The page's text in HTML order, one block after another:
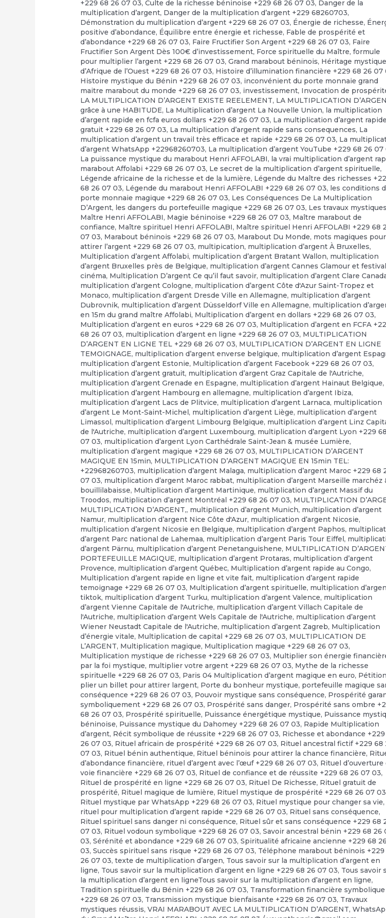
+229 68 26 07 03,Culte de la richesse béninoise +229 68 26 07 03, Danger de la
multiplication d’argent, Danger de la multiplication d’argent +229 68260703,
Démonstration du multiplication d’argent +229 68 26 07 03, Énergie de richesse,
positive d’abondance, Équilibre entre énergie et richesse, Fable de prospérité et
d’abondance +229 68 26 07 03, Faire Fructifier Son Argent +229 68 26 07 03, Faire
Fructifier Son Argent Dès 100€ d’investissement, Force spirituelle du Maître,formule
pour multiplier l’argent +229 68 26 07 03,Grand marabout béninois, Héritage mystique
d’Afrique de l’Ouest +229 68 26 07 03, Histoire d’illumination financière +229 68 26 07
Histoire mystique du Bénin +229 68 26 07 03, inconvénient du porte monnaie grand
maitre marabout du monde +229 68 26 07 03, investissement, Invocation de
LA MULTIPLICATION D’ARGENT EXISTE REELEMENT, LA MULTIPLICATION
grâce à une HABITUDE, La Multiplication d’argent La Nouvelle Union, la multiplication
d’argent rapide en fcfa euros dollars +229 68 26 07 03, La multiplication d’argent
gratuit +229 68 26 07 03, La multiplication d’argent rapide sans consequences, La
multiplication d’argent un travail très efficace et rapide +229 68 26 07 03, La
d’argent WhatsApp +22968260703, La multiplication d’argent YouTube +229 68 26 07
La puissance mystique du marabout Henri AFFOLABI, la vrai multiplication d’argent
marabout Affolabi +229 68 26 07 03, Le secret de la multiplication d’argent spirituelle,
Légende africaine de la richesse et de la lumière, Légende du Maître des richesses
68 26 07 03, Légende du marabout Henri AFFOLABI +229 68 26 07 03, les conditions
porte monnaie magique +229 68 26 07 03, Les Conséquences De La Multiplication
D’Argent, les dangers du portefeuille magique +229 68 26 07 03, Les travaux
Maître Henri AFFOLABI, Magie béninoise +229 68 26 07 03, Maître marabout de
confiance, Maître spirituel Henri AFFOLABI, Maître spirituel Henri AFFOLABI +229 68
07 03, Marabout béninois +229 68 26 07 03, Marabout Du Monde, mots magiques pour
attirer l’argent +229 68 26 07 03, multipication, multiplication d’argent À Bruxelles,
Multiplication d’argent Affolabi, multiplication d’argent Bratant Wallon, multiplication
d’argent Bruxelles près de Belgique, multiplication d’argent Cannes Glamour et
cinéma, Multiplication D’argent Ce qu’il faut savoir, multiplication d’argent Clare
multiplication d’argent Cologne, multiplication d’argent Côte d'Azur Saint-Tropez et
Monaco, multiplication d’argent Dresde Ville en Allemagne, multiplication d’argent
Dubrovnik, multiplication d’argent Düsseldorf Ville en Allemagne, multiplication
en 15m du grand maître Affolabi, Multiplication d’argent en dollars +229 68 26 07 03,
Multiplication d’argent en euros +229 68 26 07 03, Multiplication d’argent en FCFA
68 26 07 03, multiplication d’argent en ligne +229 68 26 07 03, MULTIPLICATION
D’ARGENT EN LIGNE TEL +229 68 26 07 03, MULTIPLICATION D’ARGENT EN LIGNE
TEMOIGNAGE, multiplication d’argent enverse belgique, multiplication d’argent
multiplication d’argent Estonie, Multiplication d’argent Facebook +229 68 26 07 03,
multiplication d’argent gratuit, multiplication d’argent Graz Capitale de l'Autriche,
multiplication d’argent Grenade en Espagne, multiplication d’argent Hainaut Belgique,
multiplication d’argent Hambourg en allemagne, multiplication d’argent Ibiza,
multiplication d’argent Lacs de Plitvice, multiplication d’argent Larnaca, multiplication
d’argent Le Mont-Saint-Michel, multiplication d’argent Liège, multiplication d’argent
Limassol, multiplication d’argent Limbourg Belgique, multiplication d’argent Linz
de l'Autriche, multiplication d’argent Luxembourg, multiplication d’argent Lyon +229
07 03, multiplication d’argent Lyon Carthédrale Saint-Jean & musée Lumière,
multiplication d’argent magique +229 68 26 07 03, MULTIPLICATION D’ARGENT
MAGIQUE EN 15min, MULTIPLICATION D’ARGENT MAGIQUE EN 15min TEL:
+22968260703, multiplication d’argent Malaga, multiplication d’argent Maroc +229 68
07 03, multiplication d’argent Maroc rabbat, multiplication d’argent Marseille marchéz
bouillilabaisse, Multiplication d’argent Martinique, multiplication d’argent Massif du
Troodos, multiplication d’argent Montréal +229 68 26 07 03, MULTIPLICATION
MULTIPLICATION D’ARGENT,, multiplication d’argent Munich, multiplication d’argent
Namur, multiplication d’argent Nice Côte d'Azur, multiplication d’argent Nicosie,
multiplication d’argent Nicosie en Belgique, multiplication d’argent Paphos,
d’argent Parc national de Lahemaa, multiplication d’argent Paris Tour Eiffel,
d’argent Pärnu, multiplication d’argent Penetanguishene, MULTIPLICATION
PORTEFEUILLE MAGIQUE, multiplication d’argent Protaras, multiplication d’argent
Provence, multiplication d’argent Québec, Multiplication d’argent rapide au Congo,
Multiplication d’argent rapide en ligne et vite fait, multiplication d’argent rapide
temoignage +229 68 26 07 03, Multiplication d’argent spirituelle, multiplication
tiktok, multiplication d’argent Turku, multiplication d’argent Valence, multiplication
d’argent Vienne Capitale de l'Autriche, multiplication d’argent Villach Capitale de
l'Autriche, multiplication d’argent Wels Capitale de l'Autriche, multiplication d’argent
Wiener Neustadt Capitale de l'Autriche, multiplication d’argent Zagreb, Multiplication
d’énergie vitale, Multiplication de capital +229 68 26 07 03, MULTIPLICATION DE
L’ARGENT, Multiplication magique, Multiplication magique +229 68 26 07 03,
Multiplication mystique de richesse +229 68 26 07 03, Multiplier son énergie
par la foi mystique, multiplier votre argent +229 68 26 07 03, Mythe de la richesse
spirituelle +229 68 26 07 03, Paris 04 Multiplication d’argent magique en euro, Pétition
plier un billet pour attirer largent, Porte du bonheur mystique, portefeuille magique
conséquence +229 68 26 07 03, Pouvoir mystique sans conséquence, Prospérité
symboliquement +229 68 26 07 03, Prospérité sans danger, Prospérité sans ombre
68 26 07 03, Prospérité spirituelle, Puissance énergétique mystique, Puissance
béninoise, Puissance mystique du Dahomey +229 68 26 07 03, Rapide Multiplication
d’argent, Récit symbolique de réussite +229 68 26 07 03, Richesse et abondance +229
26 07 03, Rituel africain de prospérité +229 68 26 07 03, Rituel ancestral fictif +229 68
07 03, Rituel bénin authentique, Rituel béninois pour attirer la chance financière,
d’abondance financière, rituel d’argent avec l’œuf +229 68 26 07 03, Rituel d’ouverture
voie financière +229 68 26 07 03, Rituel de confiance et de réussite +229 68 26 07 03,
Rituel de prospérité en ligne +229 68 26 07 03, Rituel De Richesse, Rituel gratuit de
prospérité, Rituel magique de lumière, Rituel mystique de prospérité +229 68 26 07 03
Rituel mystique par WhatsApp +229 68 26 07 03, Rituel mystique pour changer sa vie,
rituel pour multiplication d’argent rapide +229 68 26 07 03, Rituel sans conséquence,
Rituel spirituel sans danger ni conséquence, Rituel sûr et sans conséquence +229 68
07 03, Rituel vodoun symbolique +229 68 26 07 03,Savoir ancestral bénin +229 68 26
03,Sérénité et abondance +229 68 26 07 03,Spiritualité africaine ancienne +229 68
03,Succès spirituel sans risque +229 68 26 07 03, Téléphone marabout béninois +229
26 07 03,texte de multiplication d’argen, Tous savoir sur la multiplication d’argent en
ligne, Tous savoir sur la multiplication d’argent en ligne +229 68 26 07 03, Tous savoir
la multiplication d’argent en ligneTous savoir sur la multiplication d’argent en ligne,
Tradition spirituelle du Bénin +229 68 26 07 03, Transformation financière symbolique
+229 68 26 07 03, Transmission mystique bienfaisante +229 68 26 07 03, Travaux
mystiques réussis,VRAI MARABOUT AVEC LA MULTIPLICATION D’ARGENT,